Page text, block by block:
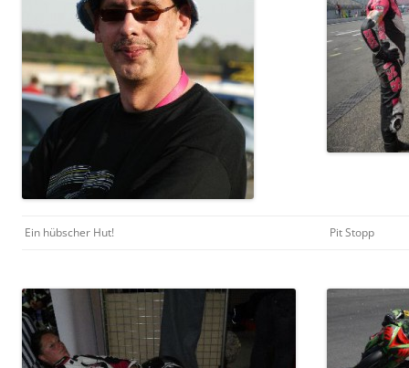
Ein hübscher Hut! Pit Stopp